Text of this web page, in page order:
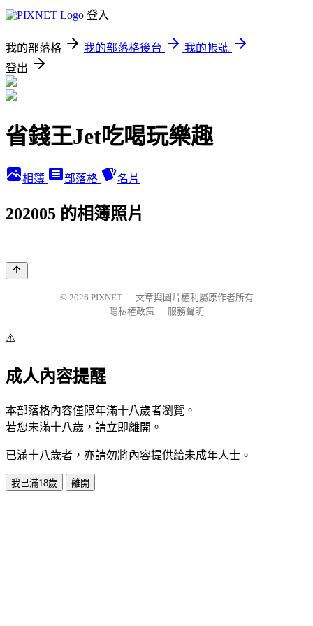
登入
我的部落格 我的部落格後台
我的帳號
登出
省錢王Jet吃喝玩樂趣
相簿 部落格 名片
202005 的相簿照片
© 2026 PIXNET
文章與圖片權利屬原作者所有
隱私權政策
服務聲明
⚠️
成人內容提醒
本部落格內容僅限年滿十八歲者瀏覽。
若您未滿十八歲，請立即離開。
已滿十八歲者，亦請勿將內容提供給未成年人士。
我已滿18歲 離開